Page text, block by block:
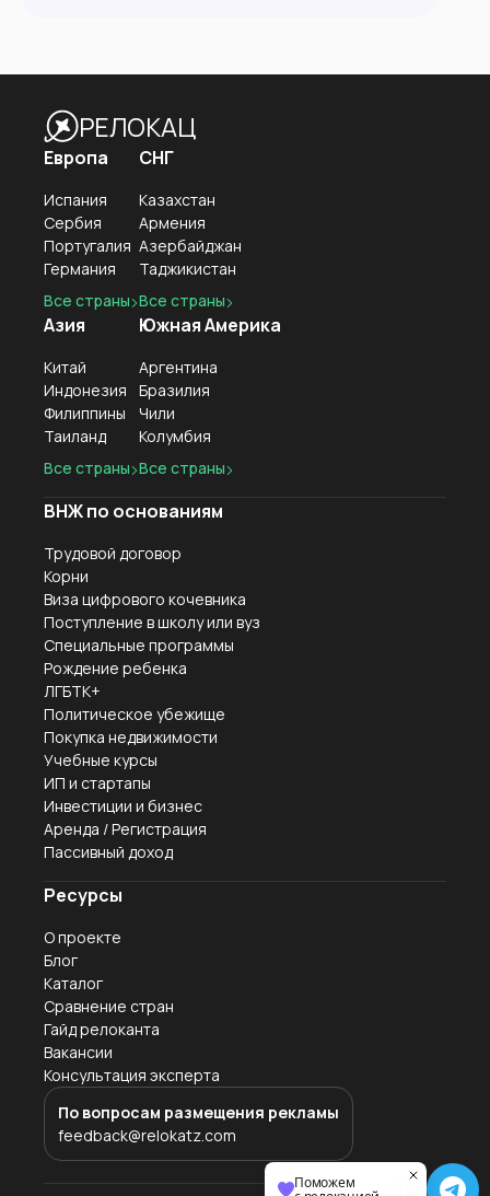
РЕЛОКАЦ
Европа
Испания
Сербия
Португалия
Германия
Все страны
Азия
Китай
Индонезия
Филиппины
Таиланд
Все страны
СНГ
Казахстан
Армения
Азербайджан
Таджикистан
Все страны
Южная Америка
Аргентина
Бразилия
Чили
Колумбия
Все страны
ВНЖ по основаниям
Трудовой договор
Корни
Виза цифрового кочевника
Поступление в школу или вуз
Специальные программы
Рождение ребенка
ЛГБТК+
Политическое убежище
Покупка недвижимости
Учебные курсы
ИП и стартапы
Инвестиции и бизнес
Аренда / Регистрация
Пассивный доход
Ресурсы
О проекте
Блог
Каталог
Сравнение стран
Гайд релоканта
Вакансии
Консультация эксперта
По вопросам размещения рекламы
feedback@relokatz.com
Поможем